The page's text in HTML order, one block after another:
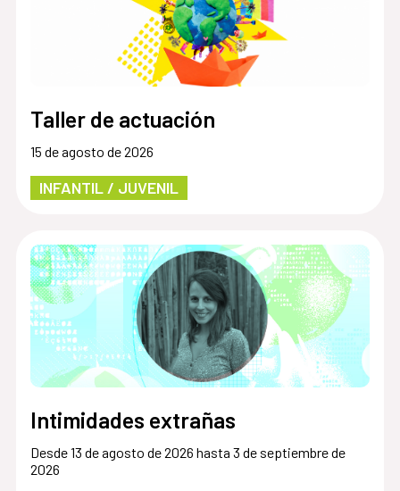
Taller de actuación
15 de agosto de 2026
INFANTIL / JUVENIL
Intimidades extrañas
Desde 13 de agosto de 2026 hasta 3 de septiembre de
2026